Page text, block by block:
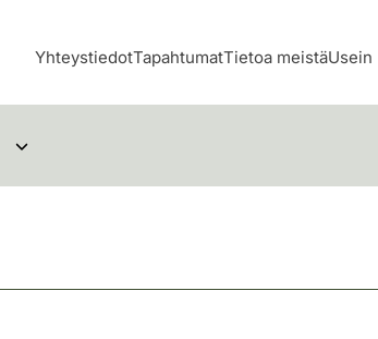
YhteystiedotTapahtumatTietoa meistäUsein